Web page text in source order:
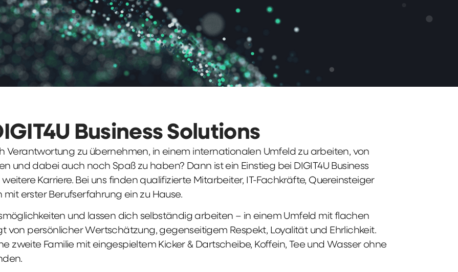
Business Solutions
Verantwortung zu übernehmen, in einem internationalen Umfeld zu arbeiten, von
und dabei auch noch Spaß zu haben? Dann ist ein Einstieg bei DIGIT4U Business
Karriere. Bei uns finden qualifizierte Mitarbeiter, IT-Fachkräfte, Quereinsteiger
erster Berufserfahrung ein zu Hause.
und lassen dich selbständig arbeiten – in einem Umfeld mit flachen
von persönlicher Wertschätzung, gegenseitigem Respekt, Loyalität und Ehrlichkeit.
zweite Familie mit eingespieltem Kicker & Dartscheibe, Koffein, Tee und Wasser ohne